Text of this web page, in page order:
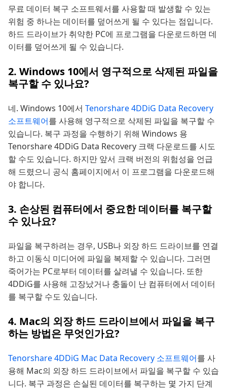
무료 데이터 복구 소프트웨서를 사용할 때 발생할 수 있는
위험 중 하나는 데이터를 덮어쓰게 될 수 있다는 점입니다.
하드 드라이브가 취약한 PC에 프로그램을 다운로드하면 데
이터를 덮어쓰게 될 수 있습니다.
2. Windows 10에서 영구적으로 삭제된 파일을
복구할 수 있나요?
네. Windows 10에서 Tenorshare 4DDiG Data Recovery
소프트웨어를 사용해 영구적으로 삭제된 파일을 복구할 수
있습니다. 복구 과정을 수행하기 위해 Windows 용
Tenorshare 4DDiG Data Recovery 크랙 다운로드를 시도
할 수도 있습니다. 하지만 앞서 크랙 버전의 위험성을 언급
해 드렸으니 공식 홈페이지에서 이 프로그램을 다운로드해
야 합니다.
3. 손상된 컴퓨터에서 중요한 데이터를 복구할
수 있나요?
파일을 복구하려는 경우, USB나 외장 하드 드라이브를 연결
하고 이동식 미디어에 파일을 복제할 수 있습니다. 그러면
죽어가는 PC로부터 데이터를 살려낼 수 있습니다. 또한
4DDiG를 사용해 고장났거나 충돌이 난 컴퓨터에서 데이터
를 복구할 수도 있습니다.
4. Mac의 외장 하드 드라이브에서 파일을 복구
하는 방법은 무엇인가요?
Tenorshare 4DDiG Mac Data Recovery 소프트웨어를 사
용해 Mac의 외장 하드 드라이브에서 파일을 복구할 수 있습
니다. 복구 과정은 손실된 데이터를 복구하는 몇 가지 단계